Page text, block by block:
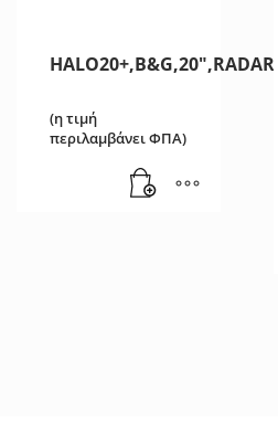
HALO20+,B&G,20″,RADAR
(η τιμή
περιλαμβάνει ΦΠΑ)